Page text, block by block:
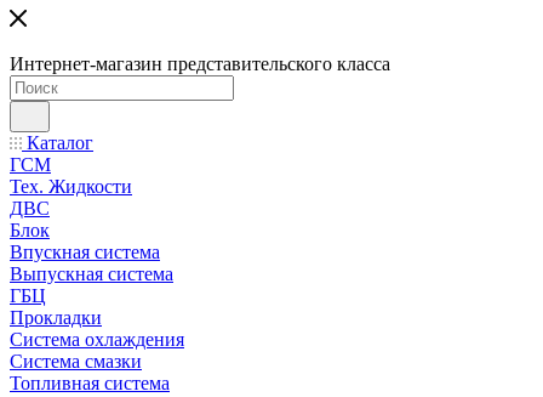
Интернет-магазин представительского класса
Каталог
ГСМ
Тех. Жидкости
ДВС
Блок
Впускная система
Выпускная система
ГБЦ
Прокладки
Система охлаждения
Система смазки
Топливная система